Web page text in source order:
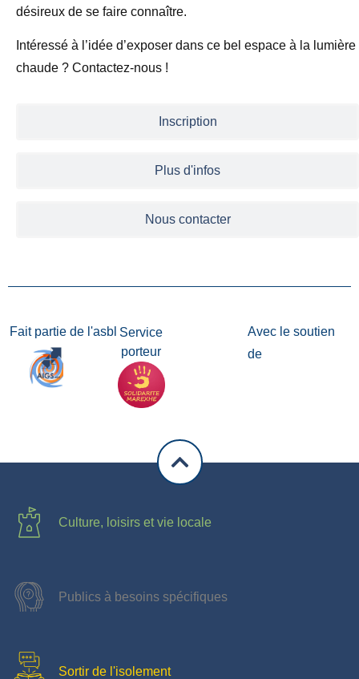
Inscription
Plus d'infos
Nous contacter
désireux de se faire connaître.
Intéressé à l’idée d’exposer dans ce bel espace à la lumière
chaude ? Contactez-nous !
Fait partie de l'asbl Service
porteur
Avec le soutien
de
Culture, loisirs et vie locale
Publics à besoins spécifiques
Sortir de l'isolement